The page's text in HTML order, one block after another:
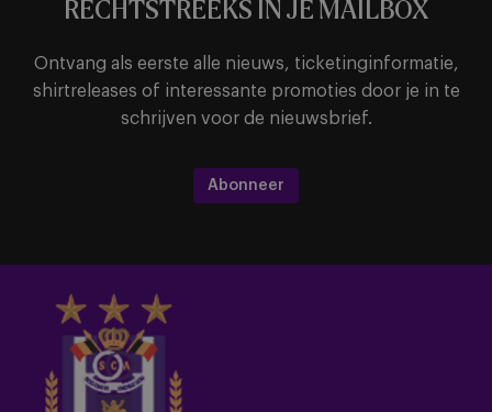
RECHTSTREEKS IN JE MAILBOX
Ontvang als eerste alle nieuws, ticketinginformatie,
shirtreleases of interessante promoties door je in te
schrijven voor de nieuwsbrief.
Abonneer